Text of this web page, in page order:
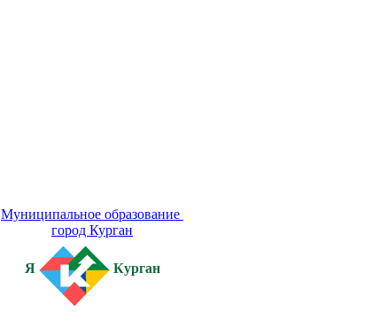
Муниципальное образование
город Курган
Я Курган